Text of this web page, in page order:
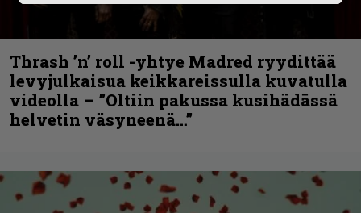
Thrash ’n’ roll -yhtye Madred ryydittää
levyjulkaisua keikkareissulla kuvatulla
videolla – ”Oltiin pakussa kusihädässä
helvetin väsyneenä…”